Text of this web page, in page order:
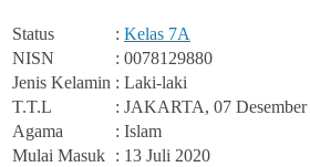
Status : Kelas 7A
NISN
: 0078129880
Jenis Kelamin : Laki-laki
T.T.L
: JAKARTA, 07 Desember
Agama
: Islam
Mulai Masuk : 13 Juli 2020